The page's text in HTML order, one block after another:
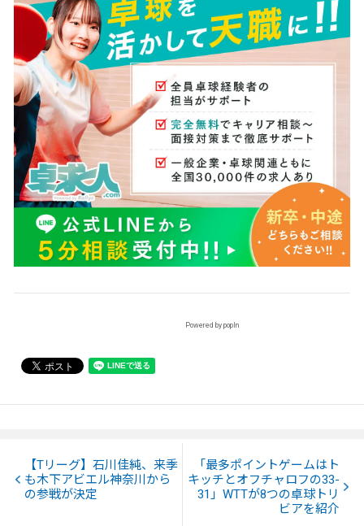
Powered by popIn
【Tリーグ】石川佳純、来季
も木下アビエル神奈川から
の参戦が決定
「最多ポイントゲームはト
キッチとオフチャロフの33-
31」WTTが8つの卓球トリ
ビアを紹介